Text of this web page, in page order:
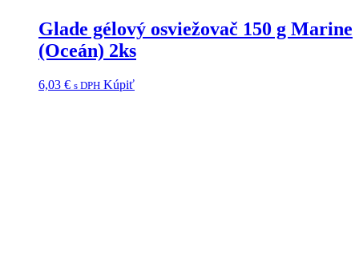
Glade gélový osviežovač 150 g Marine
(Oceán) 2ks
6,03 € s DPH Kúpiť